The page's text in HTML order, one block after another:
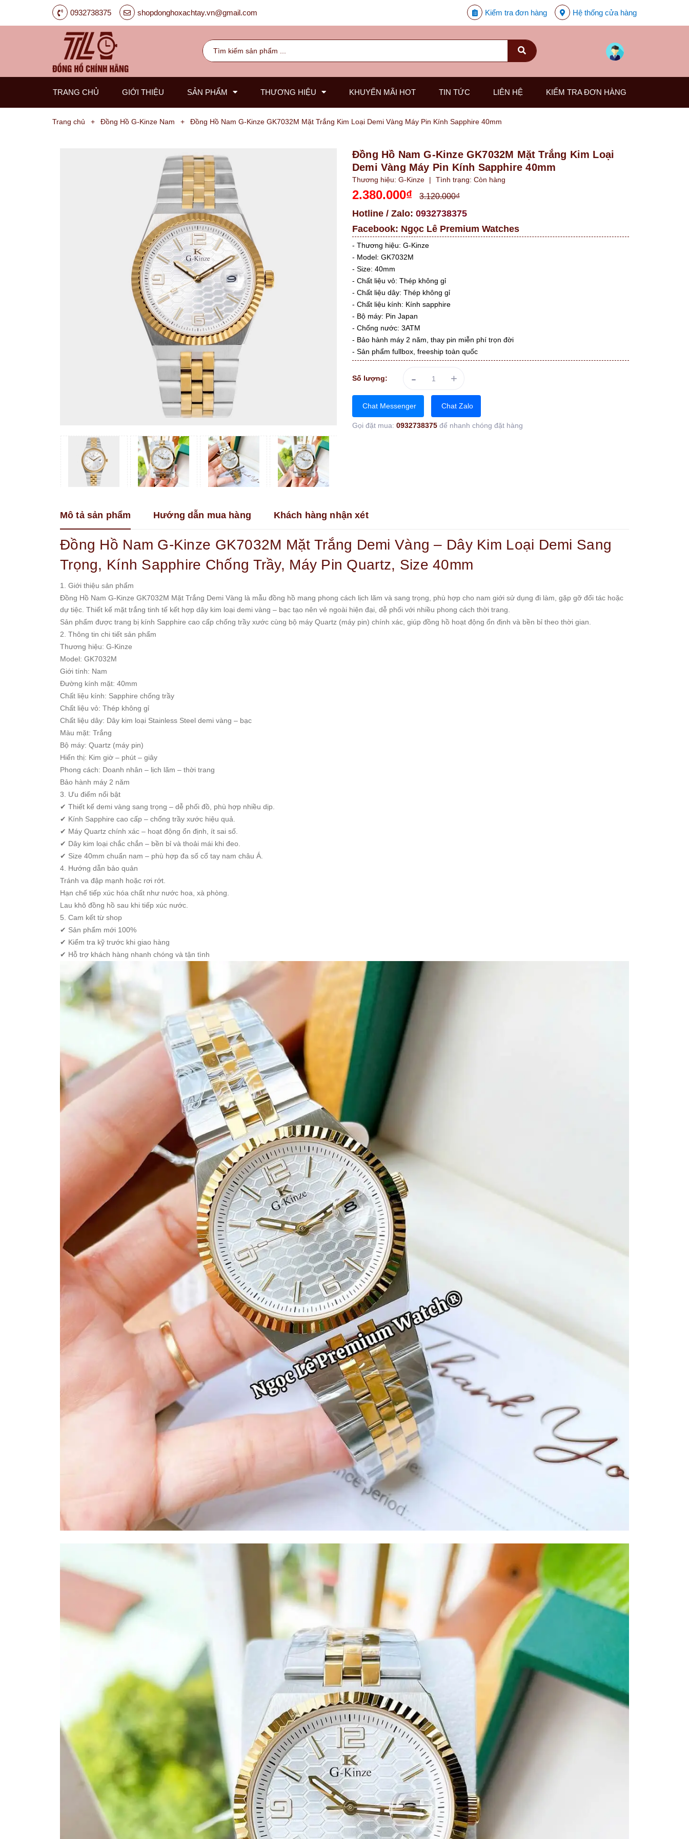
0932738375 shopdonghoxachtay.vn@gmail.com Kiểm tra đơn hàng Hệ thống cửa hàng
TRANG CHỦ GIỚI THIỆU SẢN PHẨM
Coach
Franklin
Guess
Jimi
Kemil
Madocy
Marc
Melissa
Michael
Kors
Rivero
Roberto
Era
Royal
Crown
Starke
Sunrise
X-
Cer
Đồng
Hồ
Cặp
Marc
Michael
Kors
Sunrise
Sản
Phẩm
Set
Đồng
Hồ
Vòng
Tay
Set
Đồng
Đồng
Hồ
chuyền
THƯƠNG HIỆU KHUYẾN MÃI HOT TIN TỨC LIÊN HỆ KIỂM TRA ĐƠN HÀNG
Trang chủ + Đồng Hồ G-Kinze Nam + Đồng Hồ Nam G-Kinze GK7032M Mặt Trắng Kim Loại Demi Vàng Máy Pin Kính Sapphire 40mm
Đồng Hồ Nam G-Kinze GK7032M Mặt Trắng Kim Loại
Demi Vàng Máy Pin Kính Sapphire 40mm
Thương hiệu: G-Kinze | Tình trạng: Còn hàng
2.380.000₫ 3.120.000₫
Hotline / Zalo: 0932738375
Facebook: Ngọc Lê Premium Watches
- Thương hiệu: G-Kinze
- Model: GK7032M
- Size: 40mm
- Chất liệu vỏ: Thép không gỉ
- Chất liệu dây: Thép không gỉ
- Chất liệu kính: Kính sapphire
- Bộ máy: Pin Japan
- Chống nước: 3ATM
- Bảo hành máy 2 năm, thay pin miễn phí trọn đời
- Sản phẩm fullbox, freeship toàn quốc
Số lượng: - +
Chat Messenger Chat Zalo
Gọi đặt mua: 0932738375 để nhanh chóng đặt hàng
Mô tả sản phẩm Hướng dẫn mua hàng Khách hàng nhận xét
Đồng Hồ Nam G-Kinze GK7032M Mặt Trắng Demi Vàng – Dây Kim Loại Demi Sang
Trọng, Kính Sapphire Chống Trầy, Máy Pin Quartz, Size 40mm
1. Giới thiệu sản phẩm
Đồng Hồ Nam G-Kinze GK7032M Mặt Trắng Demi Vàng là mẫu đồng hồ mang phong cách lịch lãm và sang trọng, phù hợp cho nam giới sử dụng đi làm, gặp gỡ đối tác hoặc
dự tiệc. Thiết kế mặt trắng tinh tế kết hợp dây kim loại demi vàng – bạc tạo nên vẻ ngoài hiện đại, dễ phối với nhiều phong cách thời trang.
Sản phẩm được trang bị kính Sapphire cao cấp chống trầy xước cùng bộ máy Quartz (máy pin) chính xác, giúp đồng hồ hoạt động ổn định và bền bỉ theo thời gian.
2. Thông tin chi tiết sản phẩm
Thương hiệu: G-Kinze
Model: GK7032M
Giới tính: Nam
Đường kính mặt: 40mm
Chất liệu kính: Sapphire chống trầy
Chất liệu vỏ: Thép không gỉ
Chất liệu dây: Dây kim loại Stainless Steel demi vàng – bạc
Màu mặt: Trắng
Bộ máy: Quartz (máy pin)
Hiển thị: Kim giờ – phút – giây
Phong cách: Doanh nhân – lịch lãm – thời trang
Bảo hành máy 2 năm
3. Ưu điểm nổi bật
✔ Thiết kế demi vàng sang trọng – dễ phối đồ, phù hợp nhiều dịp.
✔ Kính Sapphire cao cấp – chống trầy xước hiệu quả.
✔ Máy Quartz chính xác – hoạt động ổn định, ít sai số.
✔ Dây kim loại chắc chắn – bền bỉ và thoải mái khi đeo.
✔ Size 40mm chuẩn nam – phù hợp đa số cổ tay nam châu Á.
4. Hướng dẫn bảo quản
Tránh va đập mạnh hoặc rơi rớt.
Hạn chế tiếp xúc hóa chất như nước hoa, xà phòng.
Lau khô đồng hồ sau khi tiếp xúc nước.
5. Cam kết từ shop
✔ Sản phẩm mới 100%
✔ Kiểm tra kỹ trước khi giao hàng
✔ Hỗ trợ khách hàng nhanh chóng và tận tình